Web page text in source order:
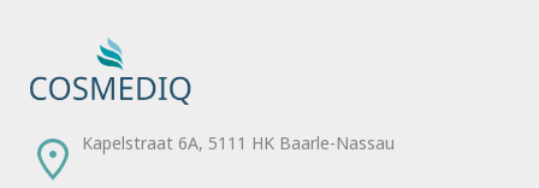
Kapelstraat 6A, 5111 HK Baarle-Nassau